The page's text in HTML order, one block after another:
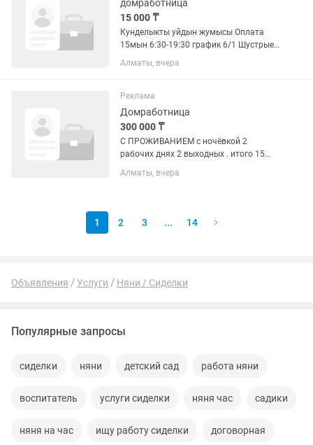
домработница
15 000 ₸
Кунделыкты уйдын жумысы Оплата
15мын 6:30-19:30 график 6/1 Шустрые,
быстрые требуем
Алматы, вчера
Реклама
Домработница
300 000 ₸
С ПРОЖИВАНИЕМ с ночёвкой 2
рабочих днях 2 выходных . итого 15
РАБОТЫ ) русскоговорящая Требуются
Алматы, вчера
1 2 3 ... 14
Объявления Услуги Няни / Сиделки
Популярные запросы
сиделки няни детский сад работа няни
воспитатель услуги сиделки няня час садики
няня на час ищу работу сиделки договорная